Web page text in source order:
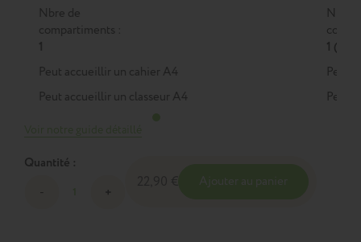
Nbre de
compartiments :
1
Peut accueillir un cahier A4
Peut accueillir un classeur A4
Nbre
1 (M)
Peut
Peut
Quantité :